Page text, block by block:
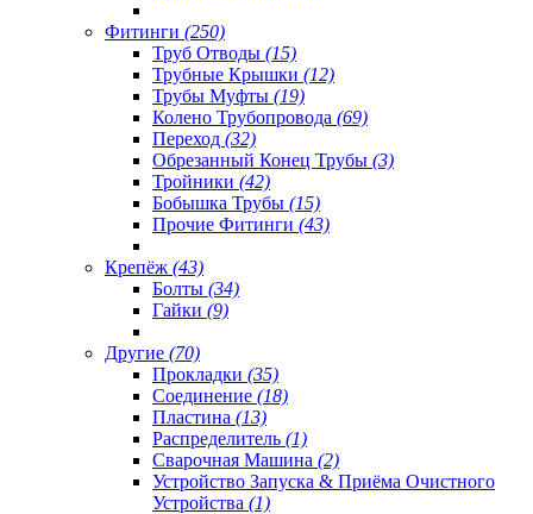
Фитинги (250)
Труб Отводы (15)
Трубные Крышки (12)
Трубы Муфты (19)
Колено Трубопровода (69)
Переход (32)
Обрезанный Конец Трубы (3)
Тройники (42)
Бобышка Трубы (15)
Прочие Фитинги (43)
Крепёж (43)
Болты (34)
Гайки (9)
Другие (70)
Прокладки (35)
Соединение (18)
Пластина (13)
Распределитель (1)
Сварочная Машина (2)
Устройство Запуска & Приёма Очистного
Устройства (1)